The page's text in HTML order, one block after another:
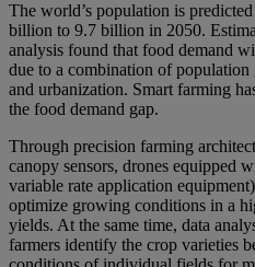
The world’s population is
billion to 9.7 billion in 2050.
analysis found that food demand
due to a combination of
and urbanization. Smart farming
the food demand gap.
Through precision farming
canopy sensors, drones equipped
variable rate application
optimize growing conditions in a
yields. At the same time, data
farmers identify the crop varieties